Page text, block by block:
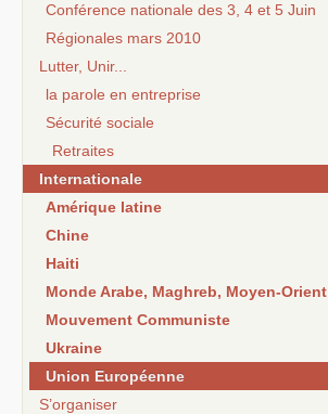
Conférence nationale des 3, 4 et 5 Juin
Régionales mars 2010
Lutter, Unir...
la parole en entreprise
Sécurité sociale
Retraites
Internationale
Amérique latine
Chine
Haiti
Monde Arabe, Maghreb, Moyen-Orient
Mouvement Communiste
Ukraine
Union Européenne
S’organiser